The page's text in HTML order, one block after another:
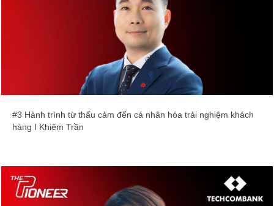
#3 Hành trình từ thấu cảm đến cá nhân hóa trải nghiệm khách
hàng I Khiêm Trần